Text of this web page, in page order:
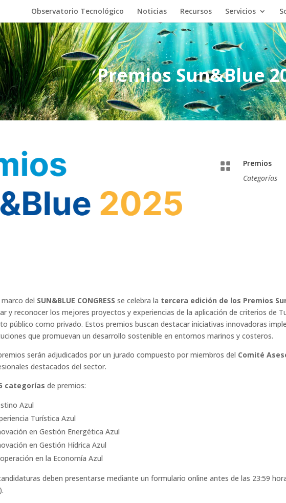
Observatorio Tecnológico Noticias Recursos Servicios
Premios Sun&Blue

Premios
Categorías
marco del SUN&BLUE CONGRESS se celebra la tercera edición de los Premios
y reconocer los mejores proyectos y experiencias de la aplicación de criterios de
público como privado. Estos premios buscan destacar iniciativas innovadoras
que promuevan un desarrollo sostenible en entornos marinos y costeros.
serán adjudicados por un jurado compuesto por miembros del Comité
destacados del sector.
categorías de premios:
Azul
Turística Azul
en Gestión Energética Azul
en Gestión Hídrica Azul
en la Economía Azul
deben presentarse mediante un formulario online antes de las 23:59